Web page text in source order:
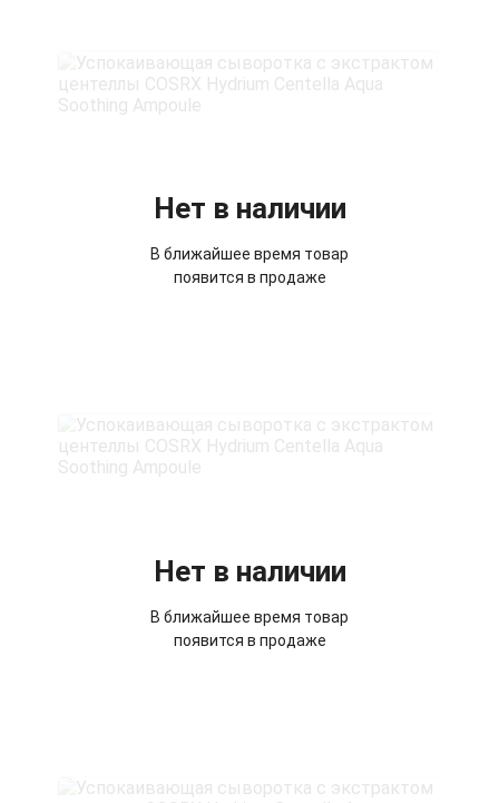
Нет в наличии
В ближайшее время товар
появится в продаже
Нет в наличии
В ближайшее время товар
появится в продаже